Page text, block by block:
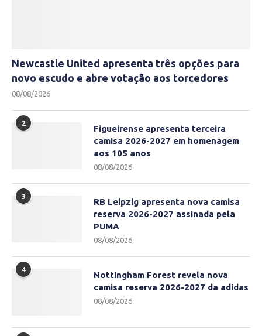
Newcastle United apresenta três opções para
novo escudo e abre votação aos torcedores
08/08/2026
2
Figueirense apresenta terceira
camisa 2026-2027 em homenagem
aos 105 anos
08/08/2026
3
RB Leipzig apresenta nova camisa
reserva 2026-2027 assinada pela
PUMA
08/08/2026
4
Nottingham Forest revela nova
camisa reserva 2026-2027 da adidas
08/08/2026